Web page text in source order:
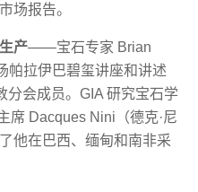
场报告。
产——宝石专家 Brian
帕拉伊巴碧玺讲座和讲述
分会成员。GIA 研究宝石学
席 Dacques Nini（德克·尼
他在巴西、缅甸和南非采